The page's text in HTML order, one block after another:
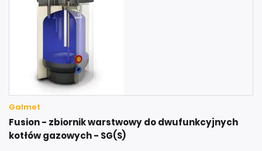
Galmet
Fusion - zbiornik warstwowy do dwufunkcyjnych
kotłów gazowych - SG(S)